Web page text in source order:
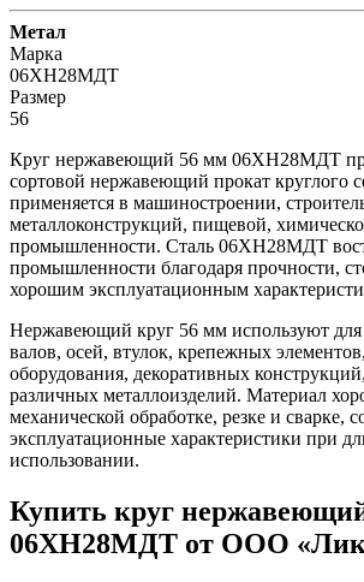
Метал
Марка
06ХН28МДТ
Размер
56
Круг нержавеющий 56 мм 06ХН28МДТ
сортовой нержавеющий прокат круглого
применяется в машиностроении,
металлоконструкций, пищевой,
промышленности. Сталь 06ХН28МДТ
промышленности благодаря прочности,
хорошим эксплуатационным
Нержавеющий круг 56 мм используют для
валов, осей, втулок, крепежных
оборудования, декоративных
различных металлоизделий. Материал
механической обработке, резке и сварке,
эксплуатационные характеристики при
использовании.
Купить круг
06ХН28МДТ от ООО